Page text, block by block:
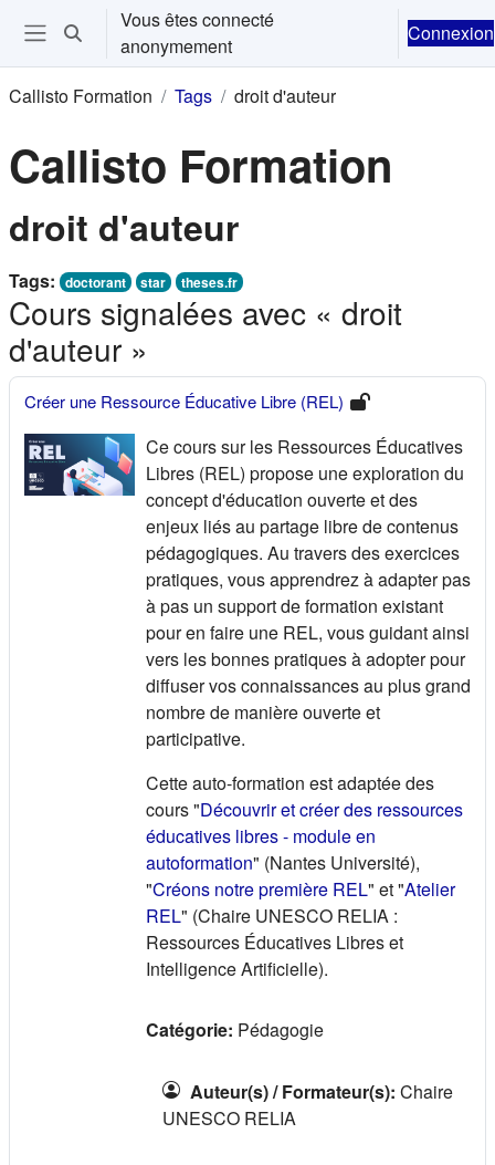
Passer au contenu principal
Ouvrir le menu de navigation
Activer/désactiver la saisie de recherche
Vous êtes connecté
anonymement
Connexion
Callisto Formation Tags droit d'auteur
Callisto Formation
droit d'auteur
Tags: doctorant star theses.fr
Cours signalées avec « droit
d'auteur »
Créer une Ressource Éducative Libre (REL)
Ce cours sur les Ressources Éducatives
Libres (REL) propose une exploration du
concept d'éducation ouverte et des
enjeux liés au partage libre de contenus
pédagogiques. Au travers des exercices
pratiques, vous apprendrez à adapter pas
à pas un support de formation existant
pour en faire une REL, vous guidant ainsi
vers les bonnes pratiques à adopter pour
diffuser vos connaissances au plus grand
nombre de manière ouverte et
participative.
Cette auto-formation est adaptée des
cours "Découvrir et créer des ressources
éducatives libres - module en
autoformation(s'ouvre dans un nouvel
" (Nantes Université),
"Créons notre première REL(s'ouvre dans
" et "Atelier
REL(s'ouvre dans un nouvel onglet)
" (Chaire UNESCO RELIA :
Ressources Éducatives Libres et
Intelligence Artificielle).
Catégorie: Pédagogie
Auteur(s) / Formateur(s): Chaire
UNESCO RELIA